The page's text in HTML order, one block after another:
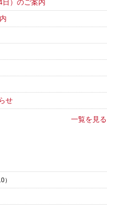
）のご案内
せ
一覧を見る
）